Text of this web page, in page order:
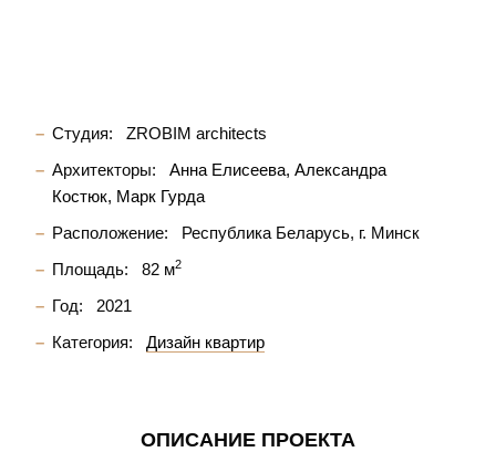
Студия:
ZROBIM architects
Архитекторы:
Анна Елисеева Александра
Костюк Марк Гурда
Расположение:
Республика Беларусь, г. Минск
Площадь:
82 м2
Год:
2021
Категория:
Дизайн квартир
ОПИСАНИЕ ПРОЕКТА